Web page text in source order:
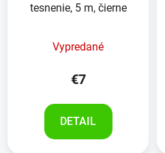
tesnenie, 5 m, čierne
Vypredané
€7
DETAIL